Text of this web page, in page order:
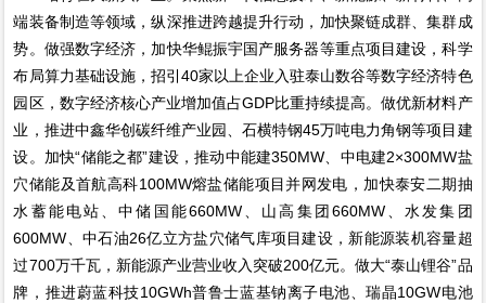
端装备制造等领域，纵深推进跨越提升行动，加快聚链成群、集群成
势。做强数字经济，加快华鲲振宇国产服务器等重点项目建设，科学
布局算力基础设施，招引40家以上企业入驻泰山数谷等数字经济特色
园区，数字经济核心产业增加值占GDP比重持续提高。做优新材料产
业，推进中鑫华创碳纤维产业园、石横特钢45万吨电力角钢等项目建
设。加快“储能之都”建设，推动中能建350MW、中电建2×300MW盐
穴储能及首航高科100MW熔盐储能项目并网发电，加快泰安二期抽
水蓄能电站、中储国能660MW、山高集团660MW、水发集团
600MW、中石油26亿立方盐穴储气库项目建设，新能源装机容量超
过700万千瓦，新能源产业营业收入突破200亿元。做大“泰山锂谷”品
牌，推进蔚蓝科技10GWh普鲁士蓝基钠离子电池、瑞晶10GW电池